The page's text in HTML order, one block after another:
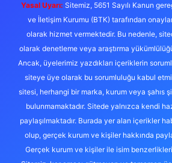
Yasal Uyarı: Sitemiz, 5651 Sayılı Kanun
ve İletişim Kurumu (BTK) tarafından
olarak hizmet vermektedir. Bu nedenle,
olarak denetleme veya araştırma
Ancak, üyelerimiz yazdıkları içeriklerin
siteye üye olarak bu sorumluluğu kabul
sitesi, herhangi bir marka, kurum veya şahıs
bulunmamaktadır. Sitede yalnızca kendi
paylaşılmaktadır. Burada yer alan içerikler
olup, gerçek kurum ve kişiler hakkında
Gerçek kurum ve kişiler ile isim